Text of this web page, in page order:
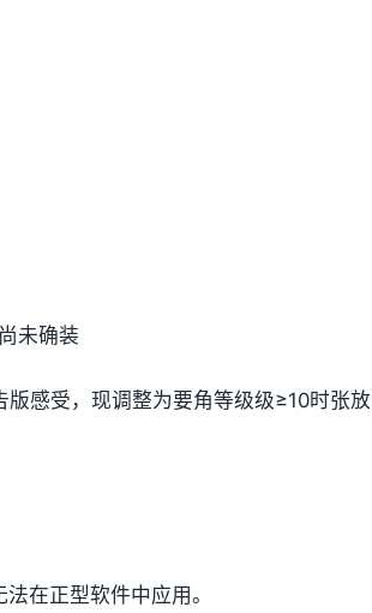
未确装
感受，现调整为要角等级级≥10时张放
在正型软件中应用。